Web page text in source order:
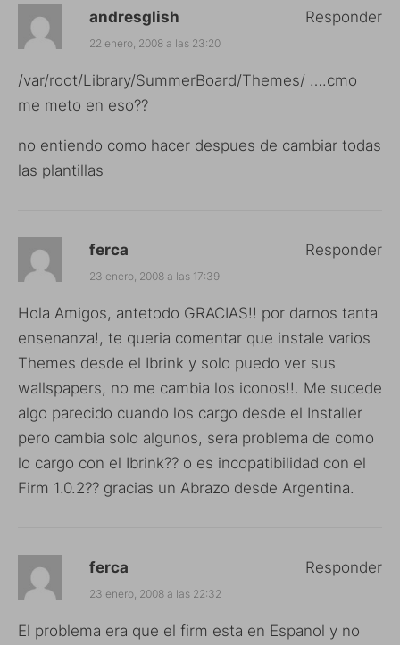
andresglish
22 enero, 2008 a las 23:20
/var/root/Library/SummerBoard/Themes/ ….cmo
me meto en eso??
no entiendo como hacer despues de cambiar todas
las plantillas
Responder
ferca
23 enero, 2008 a las 17:39
Hola Amigos, antetodo GRACIAS!! por darnos tanta
ensenanza!, te queria comentar que instale varios
Themes desde el Ibrink y solo puedo ver sus
wallspapers, no me cambia los iconos!!. Me sucede
algo parecido cuando los cargo desde el Installer
pero cambia solo algunos, sera problema de como
lo cargo con el Ibrink?? o es incopatibilidad con el
Firm 1.0.2?? gracias un Abrazo desde Argentina.
Responder
ferca
23 enero, 2008 a las 22:32
El problema era que el firm esta en Espanol y no
Responder